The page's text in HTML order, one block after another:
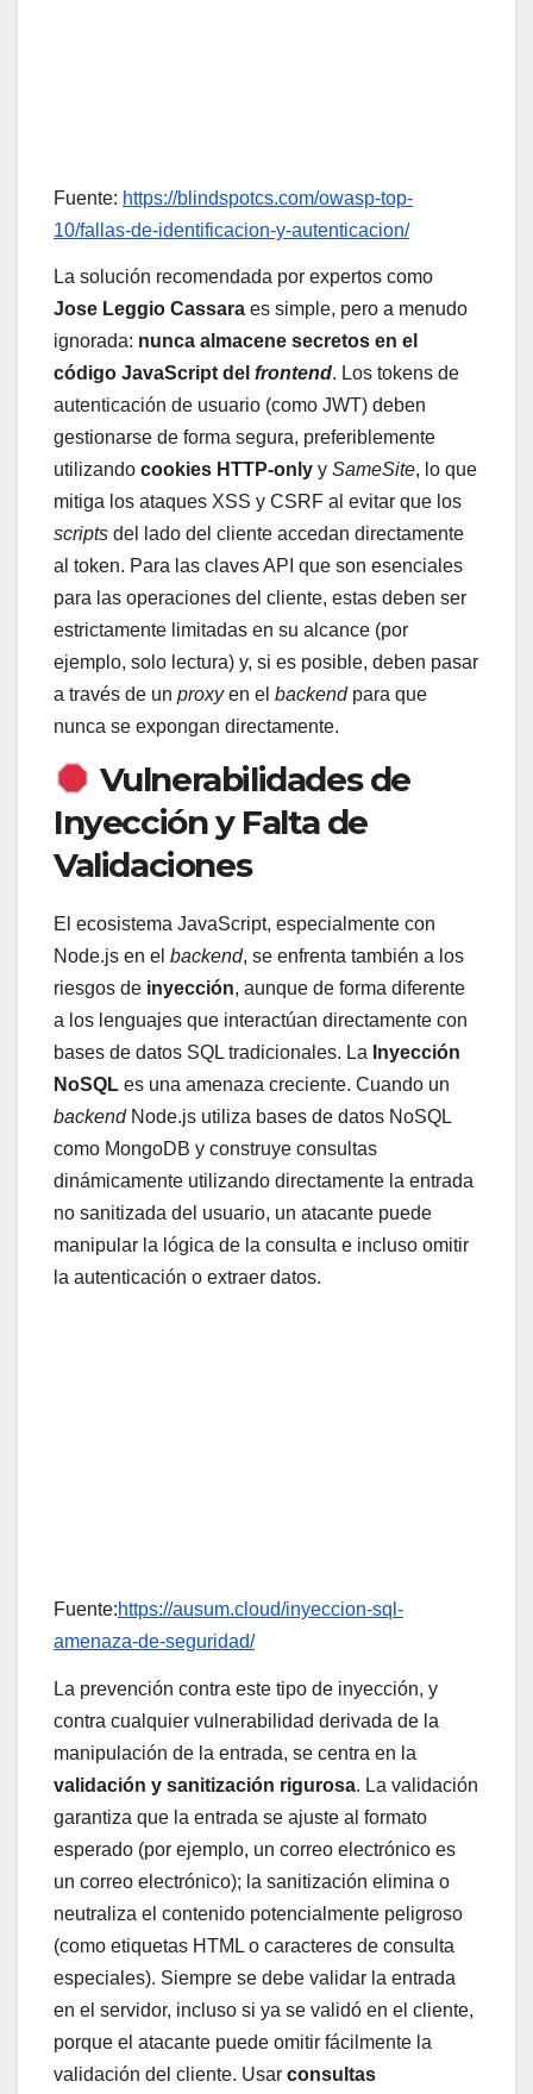
Fuente: https://blindspotcs.com/owasp-top-
10/fallas-de-identificacion-y-autenticacion/
La solución recomendada por expertos como
Jose Leggio Cassara es simple, pero a menudo
ignorada: nunca almacene secretos en el
código JavaScript del frontend. Los tokens de
autenticación de usuario (como JWT) deben
gestionarse de forma segura, preferiblemente
utilizando cookies HTTP-only y SameSite, lo que
mitiga los ataques XSS y CSRF al evitar que los
scripts del lado del cliente accedan directamente
al token. Para las claves API que son esenciales
para las operaciones del cliente, estas deben ser
estrictamente limitadas en su alcance (por
ejemplo, solo lectura) y, si es posible, deben pasar
a través de un proxyen el backendpara que
nunca se expongan directamente.
Vulnerabilidades de
Inyección y Falta de
Validaciones
El ecosistema JavaScript, especialmente con
Node.js en el backend, se enfrenta también a los
riesgos de inyección, aunque de forma diferente
a los lenguajes que interactúan directamente con
bases de datos SQL tradicionales. La Inyección
NoSQL es una amenaza creciente. Cuando un
backendNode.js utiliza bases de datos NoSQL
como MongoDB y construye consultas
dinámicamente utilizando directamente la entrada
no sanitizada del usuario, un atacante puede
manipular la lógica de la consulta e incluso omitir
la autenticación o extraer datos.
Fuente:https://ausum.cloud/inyeccion-sql-
amenaza-de-seguridad/
La prevención contra este tipo de inyección, y
contra cualquier vulnerabilidad derivada de la
manipulación de la entrada, se centra en la
validación y sanitización rigurosa. La validación
garantiza que la entrada se ajuste al formato
esperado (por ejemplo, un correo electrónico es
un correo electrónico); la sanitización elimina o
neutraliza el contenido potencialmente peligroso
(como etiquetas HTML o caracteres de consulta
especiales). Siempre se debe validar la entrada
en el servidor, incluso si ya se validó en el cliente,
porque el atacante puede omitir fácilmente la
validación del cliente. Usar consultas